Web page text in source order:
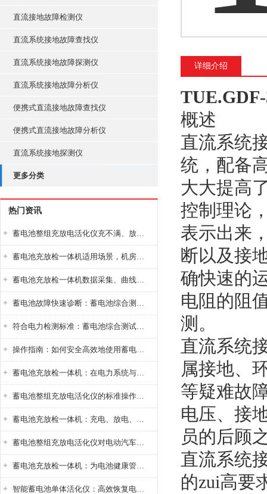
直流接地故障检测仪
直流系统接地故障查找仪
直流系统接地故障探测仪
直流系统接地故障分析仪
便携式直流接地故障查找仪
便携式直流接地故障分析仪
直流系统接地探测仪
更多分类
热门资讯
蓄电池整组充放电活化仪充不满、放不完怎么办？
蓄电池充放检一体机适用场景，机房基站变电站铅酸蓄电池维护检测应用
蓄电池充放检一体机数据采集、曲线分析与电池健康状态智能评估功能详解
蓄电池故障快速诊断：蓄电池综合测试仪判断落后电池的方法与标准
符合电力检测标准：蓄电池综合测试仪测试规范与精度校准方法详解
操作指南：如何安全高效地使用蓄电池智能活化仪？
蓄电池充放检一体机：在电力系统与储能设备中的创新应用，确保蓄电池性能与可靠性
蓄电池整组充放电活化仪的标准操作流程：从接线设置到充放电参数设定的安全规范
蓄电池充放检一体机：充电、放电、检测三功能集成设备
蓄电池整组充放电活化仪对电动汽车电池有帮助吗？
蓄电池充放检一体机：为电池健康管理提供一站式解决方案
智能蓄电池单体活化仪：高效恢复电池性能，延长蓄电池使用寿命
详细介绍
概述
直流系统
统，配备
大大提高
控制理论
表示出来
断以及接
确快速的
电阻的阻
测。
直流系统
属接地、
等疑难故
电压、接
员的后顾
直流系统
的zui高要